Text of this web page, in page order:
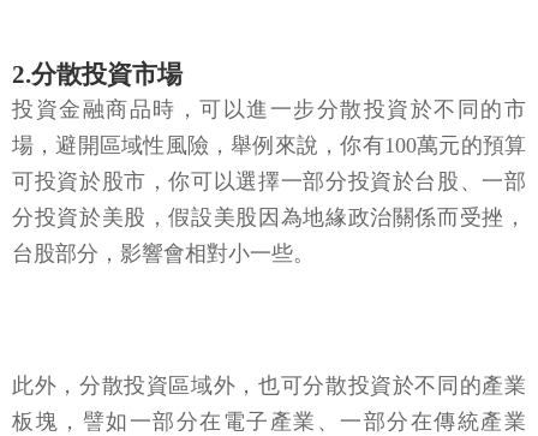
2.分散投資市場
投資金融商品時，可以進一步分散投資於不同的市
場，避開區域性風險，舉例來說，你有100萬元的預算
可投資於股市，你可以選擇一部分投資於台股、一部
分投資於美股，假設美股因為地緣政治關係而受挫，
台股部分，影響會相對小一些。
此外，分散投資區域外，也可分散投資於不同的產業
板塊，譬如一部分在電子產業、一部分在傳統產業